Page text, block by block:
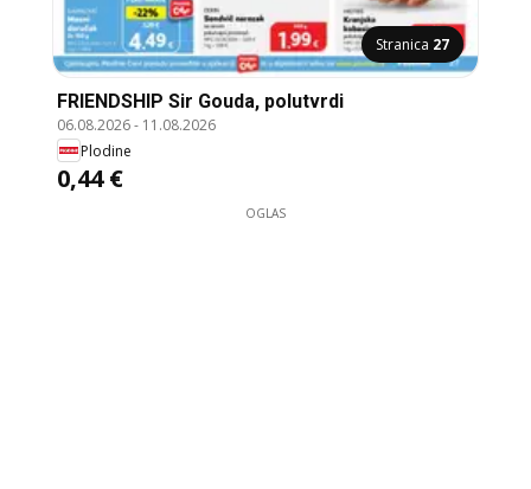
Stranica 27
FRIENDSHIP Sir Gouda, polutvrdi
06.08.2026- 11.08.2026
Plodine
0,44 €
OGLAS